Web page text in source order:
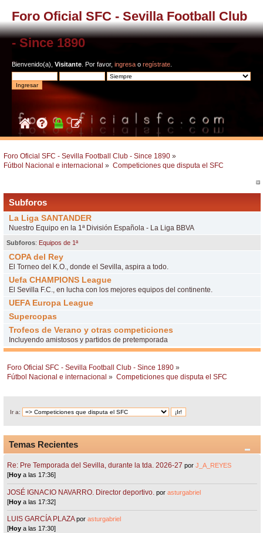
Foro Oficial SFC - Sevilla Football Club
- Since 1890
Bienvenido(a), Visitante . Por favor, ingresa o regístrate
Foro Oficial SFC - Sevilla Football Club - Since 1890 »
Fútbol Nacional e internacional » Competiciones que disputa el SFC
Subforos
La Liga SANTANDER
Nuestro Equipo en la 1ª División Española - La Liga BBVA
Subforos: Equipos de 1ª
COPA del Rey
El Torneo del K.O., donde el Sevilla, aspira a todo.
Uefa CHAMPIONS League
El Sevilla F.C., en lucha con los mejores equipos del continente.
UEFA Europa League
Supercopas
Trofeos de Verano y otras competiciones
Incluyendo amistosos y partidos de pretemporada
Foro Oficial SFC - Sevilla Football Club - Since 1890 »
Fútbol Nacional e internacional » Competiciones que disputa el SFC
Ir a:
Temas Recientes
Re: Pre Temporada del Sevilla, durante la tda. 2026-27 porJ_A_REYES
[Hoy a las 17:36]
JOSÉ IGNACIO NAVARRO. Director deportivo. porasturgabriel
[Hoy a las 17:32]
LUIS GARCÍA PLAZA porasturgabriel
[Hoy a las 17:30]